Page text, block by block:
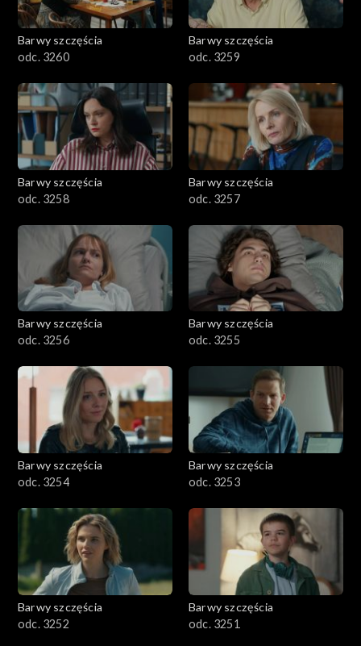
Barwy szczęścia
odc. 3260
Barwy szczęścia
odc. 3259
Barwy szczęścia
odc. 3258
Barwy szczęścia
odc. 3257
Barwy szczęścia
odc. 3256
Barwy szczęścia
odc. 3255
Barwy szczęścia
odc. 3254
Barwy szczęścia
odc. 3253
Barwy szczęścia
odc. 3252
Barwy szczęścia
odc. 3251